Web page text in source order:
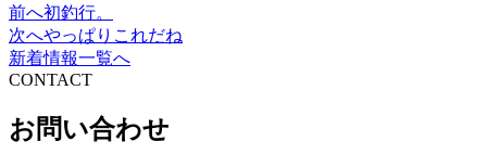
投
稿
ナ
ビ
前へ初釣行。
次へやっぱりこれだね
新着情報一覧へ
CONTACT
お問い合わせ